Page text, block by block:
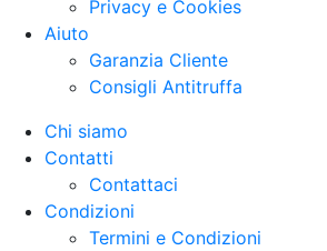
Privacy e Cookies
Aiuto
Garanzia Cliente
Consigli Antitruffa
Chi siamo
Contatti
Contattaci
Condizioni
Termini e Condizioni